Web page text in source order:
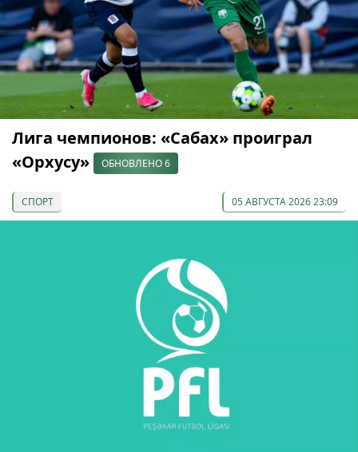
Лига чемпионов: «Сабах» проиграл
«Орхусу»
ОБНОВЛЕНО 6
СПОРТ 05 АВГУСТА 2026 23:09